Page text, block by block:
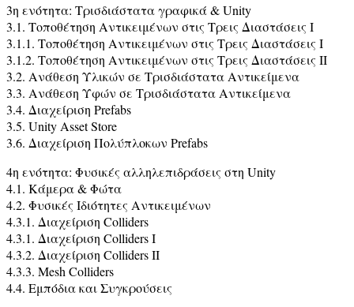
3η ενότητα: Τρισδιάστατα γραφικά & Unity
3.1. Τοποθέτηση Αντικειμένων στις Τρεις Διαστάσεις Ι
3.1.1. Τοποθέτηση Αντικειμένων στις Τρεις Διαστάσεις Ι
3.1.2. Τοποθέτηση Αντικειμένων στις Τρεις Διαστάσεις ΙΙ
3.2. Ανάθεση Υλικών σε Τρισδιάστατα Αντικείμενα
3.3. Ανάθεση Υφών σε Τρισδιάστατα Αντικείμενα
3.4. Διαχείριση Prefabs
3.5. Unity Asset Store
3.6. Διαχείριση Πολύπλοκων Prefabs
4η ενότητα: Φυσικές αλληλεπιδράσεις στη Unity
4.1. Κάμερα & Φώτα
4.2. Φυσικές Ιδιότητες Αντικειμένων
4.3.1. Διαχείριση Colliders
4.3.1. Διαχείριση Colliders I
4.3.2. Διαχείριση Colliders II
4.3.3. Mesh Colliders
4.4. Εμπόδια και Συγκρούσεις